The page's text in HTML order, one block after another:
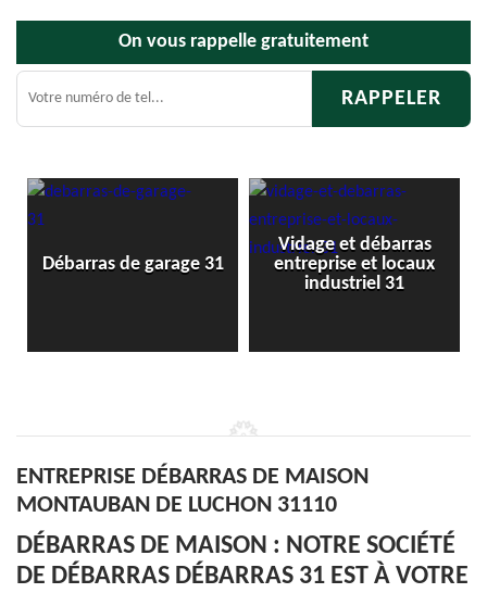
On vous rappelle gratuitement
Débarras de garage 31
Vidage et débarras
entreprise et locaux
industriel 31
ENTREPRISE DÉBARRAS DE MAISON
MONTAUBAN DE LUCHON 31110
DÉBARRAS DE MAISON : NOTRE SOCIÉTÉ
DE DÉBARRAS DÉBARRAS 31 EST À VOTRE